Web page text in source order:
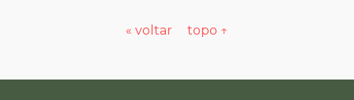
« voltar topo ↑